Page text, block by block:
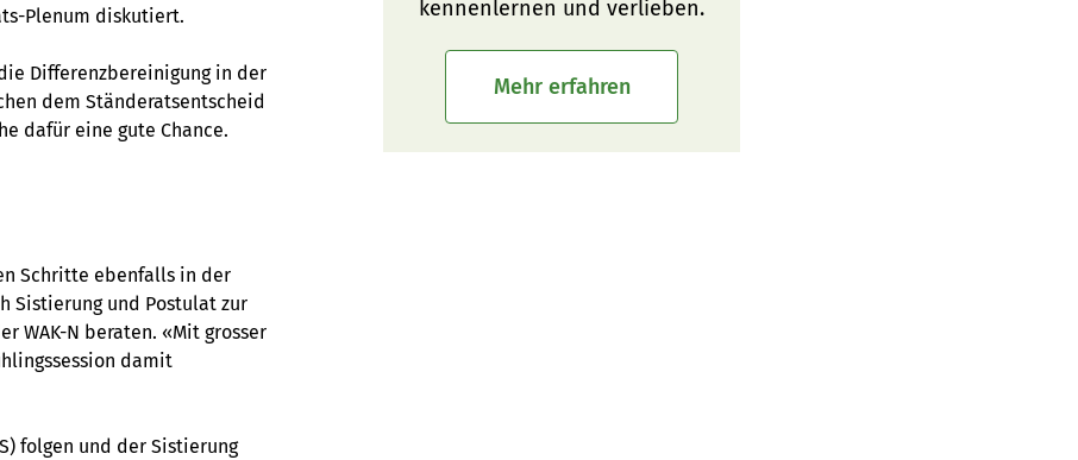
Plenum diskutiert.
Differenzbereinigung in der
dem Ständeratsentscheid
dafür eine gute Chance.
Schritte ebenfalls in der
Sistierung und Postulat zur
WAK-N beraten. «Mit grosser
damit
folgen und der Sistierung
kennenlernen und verlieben.
Mehr erfahren